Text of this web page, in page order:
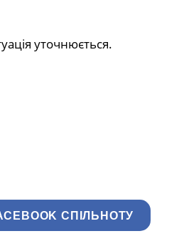
уточнюється.
СПІЛЬНОТУ